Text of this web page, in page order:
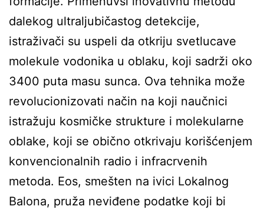
dalekog ultraljubičastog detekcije,
istraživači su uspeli da otkriju svetlucave
molekule vodonika u oblaku, koji sadrži oko
3400 puta masu sunca. Ova tehnika može
revolucionizovati način na koji naučnici
istražuju kosmičke strukture i molekularne
oblake, koji se obično otkrivaju korišćenjem
konvencionalnih radio i infracrvenih
metoda. Eos, smešten na ivici Lokalnog
Balona, pruža neviđene podatke koji bi